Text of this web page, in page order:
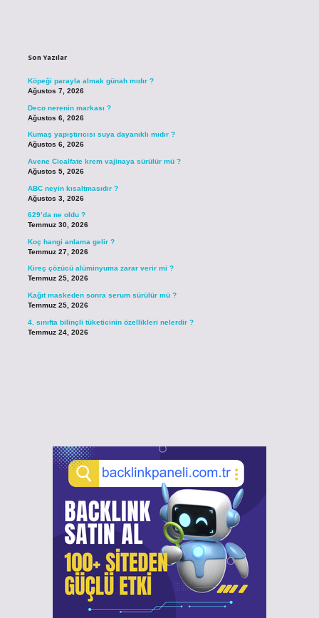
Son Yazılar
Köpeği parayla almak günah mıdır ?
Ağustos 7, 2026
Deco nerenin markası ?
Ağustos 6, 2026
Kumaş yapıştırıcısı suya dayanıklı mıdır ?
Ağustos 6, 2026
Avene Cicalfate krem vajinaya sürülür mü ?
Ağustos 5, 2026
ABC neyin kısaltmasıdır ?
Ağustos 3, 2026
629’da ne oldu ?
Temmuz 30, 2026
Koç hangi anlama gelir ?
Temmuz 27, 2026
Kireç çözücü alüminyuma zarar verir mi ?
Temmuz 25, 2026
Kağıt maskeden sonra serum sürülür mü ?
Temmuz 25, 2026
4. sınıfta bilinçli tüketicinin özellikleri nelerdir ?
Temmuz 24, 2026